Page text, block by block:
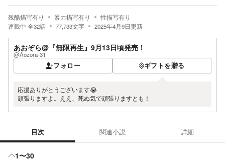
残酷描写有り 暴力描写有り
性描写有り
連載中 全32話 77,733文字 2025年4月9日更新
あおぞら@『無限再生』9月13日頃発売！
@Aozora-31
フォロー ギフトを贈る
応援ありがとうございます😭
頑張りますよ。ええ、死ぬ気で頑張りますとも！
目次 関連小説 詳細
1〜30